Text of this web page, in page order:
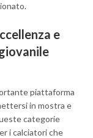
e
piattaforma
in mostra e
categorie
i calciatori che